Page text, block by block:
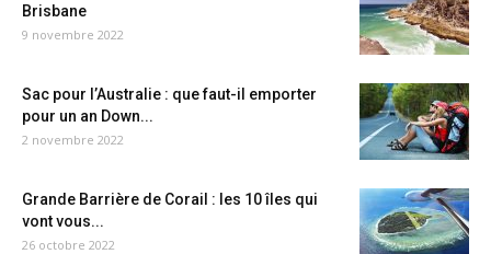
Brisbane
9 novembre 2022
Sac pour l’Australie : que faut-il emporter
pour un an Down...
2 novembre 2022
Grande Barrière de Corail : les 10 îles qui
vont vous...
26 octobre 2022